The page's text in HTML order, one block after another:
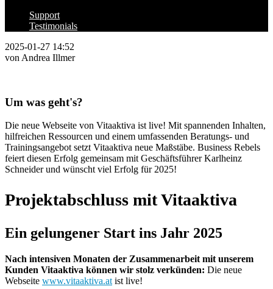
Support
Testimonials
2025-01-27 14:52
von Andrea Illmer
Um was geht's?
Die neue Webseite von Vitaaktiva ist live! Mit spannenden Inhalten,
hilfreichen Ressourcen und einem umfassenden Beratungs- und
Trainingsangebot setzt Vitaaktiva neue Maßstäbe. Business Rebels
feiert diesen Erfolg gemeinsam mit Geschäftsführer Karlheinz
Schneider und wünscht viel Erfolg für 2025!
Projektabschluss mit Vitaaktiva
Ein gelungener Start ins Jahr 2025
Nach intensiven Monaten der Zusammenarbeit mit unserem
Kunden Vitaaktiva können wir stolz verkünden: Die neue
Webseite www.vitaaktiva.at ist live!